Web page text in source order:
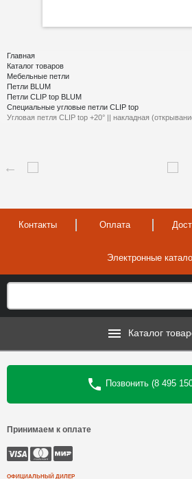
Главная
Каталог товаров
Мебельные петли
Петли BLUM
Петли CLIP top BLUM
Специальные угловые петли CLIP top
Угловая петля CLIP top +20° || накладная
Контакты Оплата
Электронные
Каталог
Позвонить (8 495
Принимаем к оплате
ОФИЦИАЛЬНЫЙ ДИЛЕР